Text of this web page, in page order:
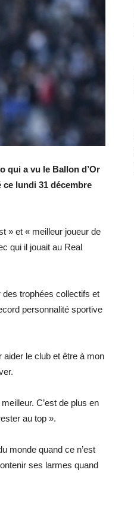
qui a vu le Ballon d’Or
lundi 31 décembre
» et « meilleur joueur de
qui il jouait au Real
trophées collectifs et
personnalité sportive
le club et être à mon
C’est de plus en
au top ».
monde quand ce n’est
ses larmes quand